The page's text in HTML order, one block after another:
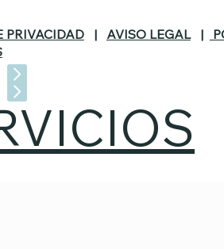
PRIVACIDAD| AVISO LEGAL|